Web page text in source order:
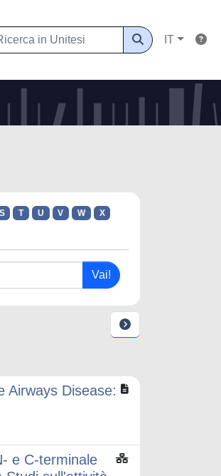
IT
S T U V W
X
Airways Disease:
e C-terminale